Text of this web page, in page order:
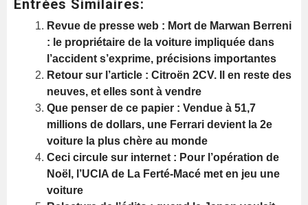
Entrées Similaires:
Revue de presse web : Mort de Marwan Berreni
: le propriétaire de la voiture impliquée dans
l’accident s’exprime, précisions importantes
Retour sur l’article : Citroën 2CV. Il en reste des
neuves, et elles sont à vendre
Que penser de ce papier : Vendue à 51,7
millions de dollars, une Ferrari devient la 2e
voiture la plus chère au monde
Ceci circule sur internet : Pour l’opération de
Noël, l’UCIA de La Ferté-Macé met en jeu une
voiture